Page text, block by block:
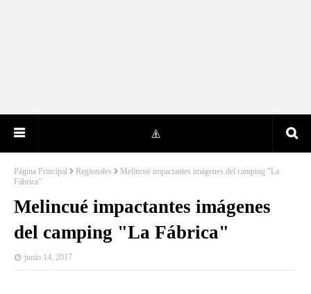
Página Principal Regionales
Melincué impactantes imágenes del camping "La
Fábrica"
Melincué impactantes imágenes
del camping "La Fábrica"
junio 14, 2017